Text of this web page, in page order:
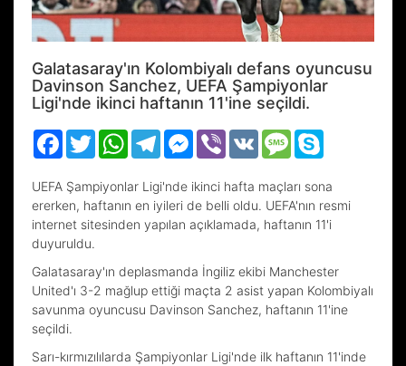
Galatasaray'ın Kolombiyalı defans oyuncusu
Davinson Sanchez, UEFA Şampiyonlar
Ligi'nde ikinci haftanın 11'ine seçildi.
Facebook
TwitterWhatsAppTelegramMessenger
Viber VK Message
UEFA Şampiyonlar Ligi'nde ikinci hafta maçları sona
ererken, haftanın en iyileri de belli oldu. UEFA'nın resmi
internet sitesinden yapılan açıklamada, haftanın 11'i
duyuruldu.
Galatasaray'ın deplasmanda İngiliz ekibi Manchester
United'ı 3-2 mağlup ettiği maçta 2 asist yapan Kolombiyalı
savunma oyuncusu Davinson Sanchez, haftanın 11'ine
seçildi.
Sarı-kırmızılılarda Şampiyonlar Ligi'nde ilk haftanın 11'inde